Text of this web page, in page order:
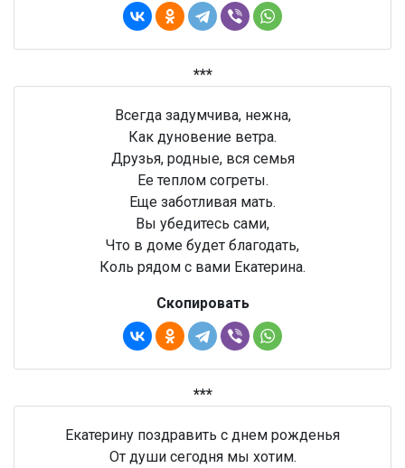
***
Всегда задумчива, нежна,
Как дуновение ветра.
Друзья, родные, вся семья
Ее теплом согреты.
Еще заботливая мать.
Вы убедитесь сами,
Что в доме будет благодать,
Коль рядом с вами Екатерина.
Скопировать
***
Екатерину поздравить с днем рожденья
От души сегодня мы хотим.